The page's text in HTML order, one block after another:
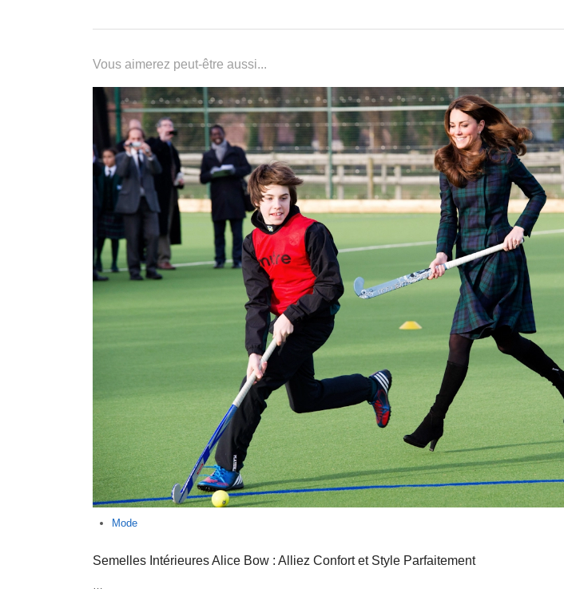
l’article
Vous aimerez peut-être aussi...
Mode
Semelles Intérieures Alice Bow : Alliez Confort et Style Parfaitement